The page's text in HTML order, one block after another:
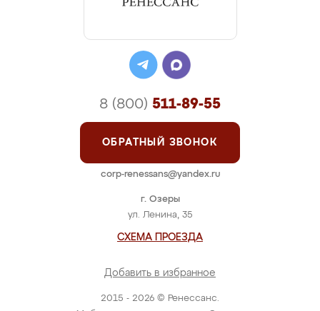
2015 - 2026 © Ренессанс.
г. Озеры
ул. Ленина, 35
СХЕМА ПРОЕЗДА
Добавить в избранное
8 (800) 511-89-55
ОБРАТНЫЙ ЗВОНОК
corp-renessans@yandex.ru